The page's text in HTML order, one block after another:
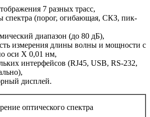
7 разных трасс,
спектра (порог, огибающая, СКЗ, пик-
диапазон (до 80 дБ),
измерения длины волны и мощности с
оси Х 0,01 нм,
интерфейсов (RJ45, USB, RS-232,
дисплей.
оптического спектра